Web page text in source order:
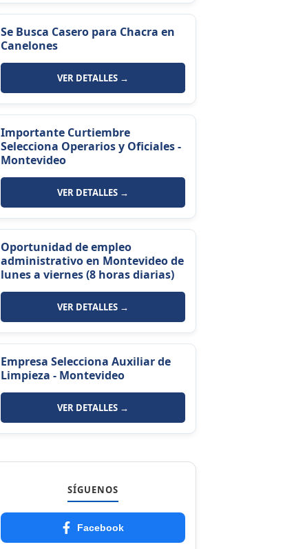
Se Busca Casero para Chacra en
Canelones
VER DETALLES →
Importante Curtiembre
Selecciona Operarios y Oficiales -
Montevideo
VER DETALLES →
Oportunidad de empleo
administrativo en Montevideo de
lunes a viernes (8 horas diarias)
VER DETALLES →
Empresa Selecciona Auxiliar de
Limpieza - Montevideo
VER DETALLES →
SÍGUENOS
Facebook